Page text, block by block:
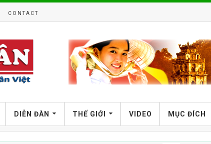
CONTACT
DIỄN ĐÀN THẾ GIỚI VIDEO MỤC ĐÍCH